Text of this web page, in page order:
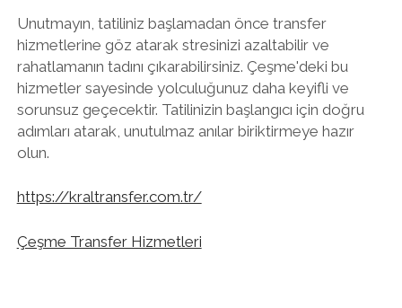
Unutmayın, tatiliniz başlamadan önce transfer
hizmetlerine göz atarak stresinizi azaltabilir ve
rahatlamanın tadını çıkarabilirsiniz. Çeşme'deki bu
hizmetler sayesinde yolculuğunuz daha keyifli ve
sorunsuz geçecektir. Tatilinizin başlangıcı için doğru
adımları atarak, unutulmaz anılar biriktirmeye hazır
olun.
https://kraltransfer.com.tr/
Çeşme Transfer Hizmetleri